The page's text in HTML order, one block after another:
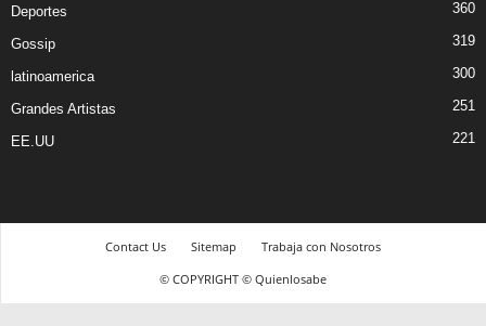
Deportes 360
Gossip 319
latinoamerica 300
Grandes Artistas 251
EE.UU 221
Contact Us Sitemap
Trabaja con Nosotros
© COPYRIGHT © Quienlosabe